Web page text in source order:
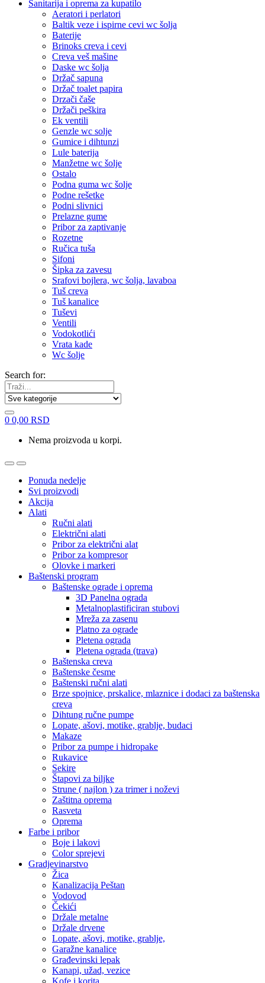
Sanitarija i oprema za kupatilo
Aeratori i perlatori
Baltik veze i ispirne cevi wc šolja
Baterije
Brinoks creva i cevi
Creva veš mašine
Daske wc šolja
Držač sapuna
Držač toalet papira
Drzači čaše
Držači peškira
Ek ventili
Genzle wc solje
Gumice i dihtunzi
Lule baterija
Manžetne wc šolje
Ostalo
Podna guma wc šolje
Podne rešetke
Podni slivnici
Prelazne gume
Pribor za zaptivanje
Rozetne
Ručica tuša
Sifoni
Šipka za zavesu
Srafovi bojlera, wc šolja, lavaboa
Tuš creva
Tuš kanalice
Tuševi
Ventili
Vodokotlići
Vrata kade
Wc šolje
Search for:
0 0,00 RSD
Nema proizvoda u korpi.
Ponuda nedelje
Svi proizvodi
Akcija
Alati
Ručni alati
Električni alati
Pribor za električni alat
Pribor za kompresor
Olovke i markeri
Baštenski program
Baštenske ograde i oprema
3D Panelna ograda
Metalnoplastificiran stubovi
Mreža za zasenu
Platno za ograde
Pletena ograda
Pletena ograda (trava)
Baštenska creva
Baštenske česme
Baštenski ručni alati
Brze spojnice, prskalice, mlaznice i dodaci za baštenska
creva
Dihtung ručne pumpe
Lopate, ašovi, motike, grablje, budaci
Makaze
Pribor za pumpe i hidropake
Rukavice
Sekire
Štapovi za biljke
Strune ( najlon ) za trimer i noževi
Zaštitna oprema
Rasveta
Oprema
Farbe i pribor
Boje i lakovi
Color sprejevi
Gradjevinarstvo
Žica
Kanalizacija Peštan
Vodovod
Čekići
Držale metalne
Držale drvene
Lopate, ašovi, motike, grablje,
Garažne kanalice
Građevinski lepak
Kanapi, užad, vezice
Kofe i korita